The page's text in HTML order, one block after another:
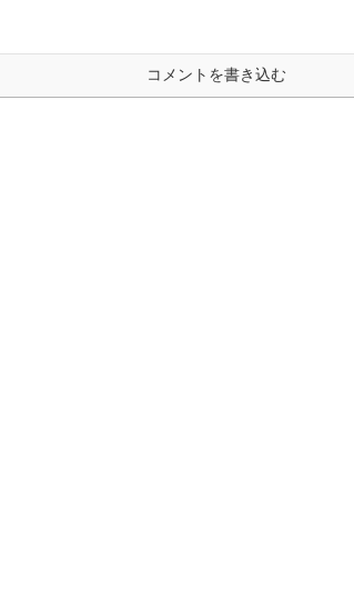
コメントを書き込む